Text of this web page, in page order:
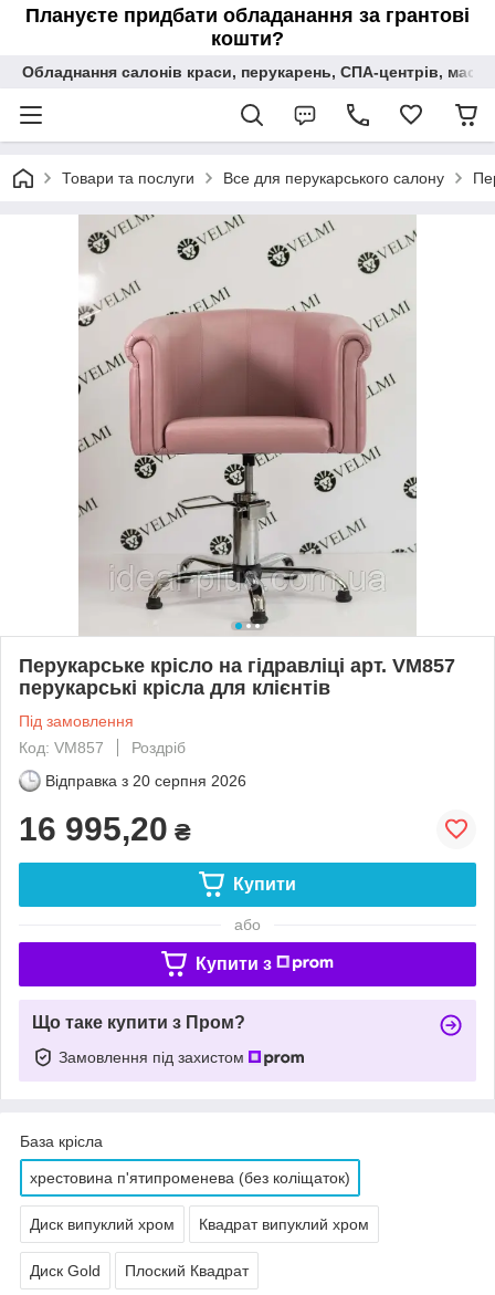
Плануєте придбати обладанання за грантові
кошти?
Обладнання салонів краси, перукарень, СПА-центрів,
Товари та послуги Все для перукарського салону
Перукарське крісло на гідравліці арт. VM857
перукарські крісла для клієнтів
Під замовлення
Код: VM857
Роздріб
Відправка з 20 серпня 2026
16 995,20 ₴
Купити
або
Купити з
Що таке купити з Пром?
Замовлення під захистом
База крісла
хрестовина п'ятипроменева (без коліщаток)
Диск випуклий хром Квадрат випуклий хром
Диск Gold Плоский Квадрат